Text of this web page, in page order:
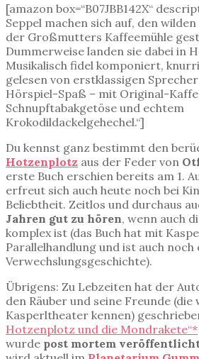
[amazon box=“B07JBB142X“
Seppel machen sich auf, den
der Großmutters Kaffeemühle
Dummerweise landen sie dabei in
Musikalisch fidel komponiert,
gelesen von erstklassigen
Hörspiel-Spaß – mit Original-
Schnupftabakgetöse und echtem
Krokodildackelgehechel.“]
Du kennst ganz bestimmt den
Hotzenplotz aus der Feder von
erste Buch erschien bereits am 1.
erfreut sich auch heute noch bei
Beliebtheit. Zeitlos und durchaus
Jahren gut zu hören, wenn auch
komplex ist (das Buch hat mit
Parallelhandlung und ist auch noch
Verwechslungsgeschichte).
Übrigens: Zu Lebzeiten hat der
den Räuber und seine Freunde (die
Kasperltheater kennen)
Hotzenplotz und die Mondrakete“*
wurde post mortem